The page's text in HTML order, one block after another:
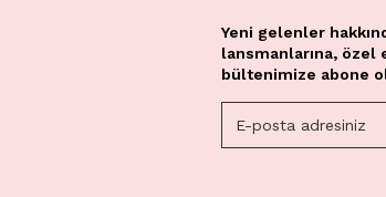
Yeni gelenler
lansmanlarına,
bültenimize abone